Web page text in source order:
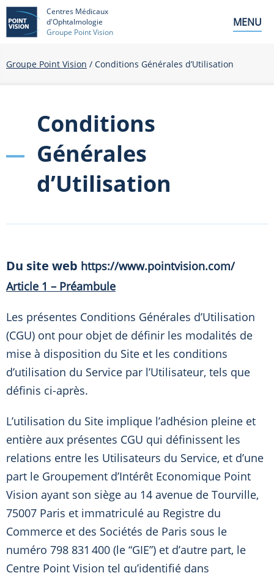
Centres Médicaux
d'Ophtalmologie
Groupe Point Vision
MENU
Groupe Point Vision / Conditions Générales d’Utilisation
Conditions
Générales
d’Utilisation
Du site web https://www.pointvision.com/
Article 1 – Préambule
Les présentes Conditions Générales d’Utilisation
(CGU) ont pour objet de définir les modalités de
mise à disposition du Site et les conditions
d’utilisation du Service par l’Utilisateur, tels que
définis ci-après.
L’utilisation du Site implique l’adhésion pleine et
entière aux présentes CGU qui définissent les
relations entre les Utilisateurs du Service, et d’une
part le Groupement d’Intérêt Economique Point
Vision ayant son siège au 14 avenue de Tourville,
75007 Paris et immatriculé au Registre du
Commerce et des Sociétés de Paris sous le
numéro 798 831 400 (le “GIE”) et d’autre part, le
Centre Point Vision tel qu’identifié dans